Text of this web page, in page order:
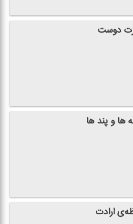
دوست
ها و پند ها
ارادت